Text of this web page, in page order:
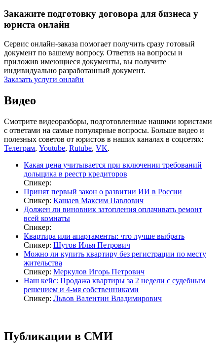
Закажите подготовку договора для бизнеса у
юриста онлайн
Сервис онлайн-заказа помогает получить сразу готовый
документ по вашему вопросу. Ответив на вопросы и
приложив имеющиеся документы, вы получите
индивидуально разработанный документ.
Заказать услуги онлайн
Видео
Смотрите видеоразборы, подготовленные нашими юристами
с ответами на самые популярные вопросы. Больше видео и
полезных советов от юристов в наших каналах в соцсетях:
Телеграм, Youtube, Rutube, VK.
Какая цена учитывается при включении требований
дольщика в реестр кредиторов
Спикер:
Принят первый закон о развитии ИИ в России
Спикер: Кашаев Максим Павлович
Должен ли виновник затопления оплачивать ремонт
всей комнаты
Спикер:
Квартира или апартаменты: что лучше выбрать
Спикер: Шутов Илья Петрович
Можно ли купить квартиру без регистрации по месту
жительства
Спикер: Меркулов Игорь Петрович
Наш кейс: Продажа квартиры за 2 недели с судебным
решением и 4-мя собственниками
Спикер: Львов Валентин Владимирович
Публикации в СМИ